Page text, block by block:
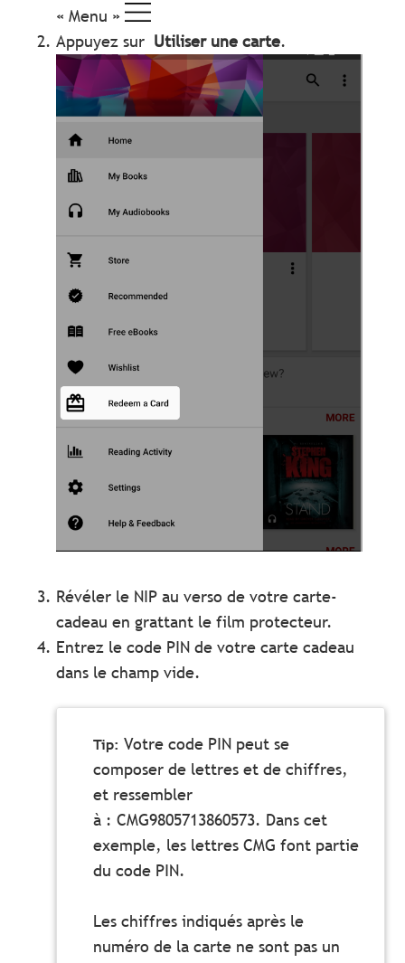
« Menu »
Appuyez sur Utiliser une carte.
Révéler le NIP au verso de votre carte-
cadeau en grattant le film protecteur.
Entrez le code PIN de votre carte cadeau
dans le champ vide.
Votre code PIN peut se
composer de lettres et de chiffres,
et ressembler
à : CMG9805713860573. Dans cet
exemple, les lettres CMG font partie
du code PIN.
Les chiffres indiqués après le
numéro de la carte ne sont pas un